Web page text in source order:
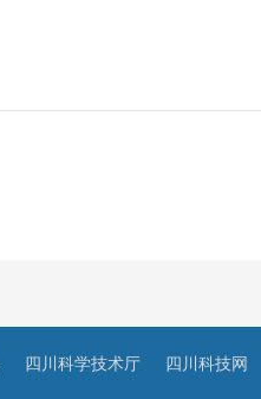
四川科学技术厅 四川科技网